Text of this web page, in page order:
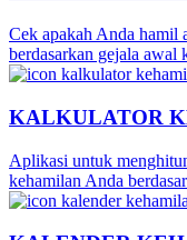
Cek apakah Anda hamil
berdasarkan gejala awal
KALKULATOR
Aplikasi untuk
kehamilan Anda